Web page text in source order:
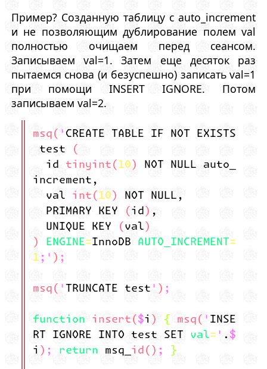
Пример? Созданную таблицу с auto_increment
и не позволяющим дублирование полем val
полностью очищаем перед сеансом.
Записываем val=1. Затем еще десяток раз
пытаемся снова (и безуспешно) записать val=1
при помощи INSERT IGNORE. Потом
записываем val=2.
msq('CREATE TABLE IF NOT EXISTS
test (
id tinyint(10) NOT NULL auto_
increment,
val int(10) NOT NULL,
PRIMARY KEY (id),
UNIQUE KEY (val)
) ENGINE=InnoDB AUTO_INCREMENT=
1;');
msq('TRUNCATE test');
function insert($i) { msq('INSE
RT IGNORE INTO test SET val='.$
i); return msq_id(); }